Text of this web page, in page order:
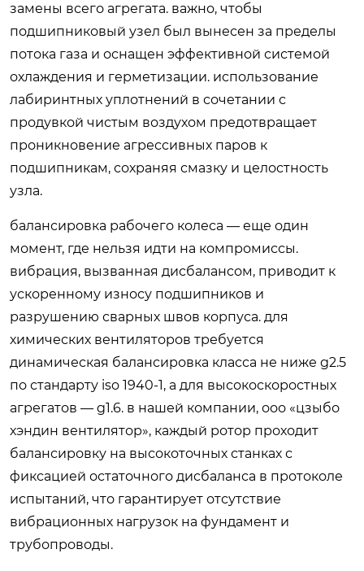
замены всего агрегата. важно, чтобы
подшипниковый узел был вынесен за пределы
потока газа и оснащен эффективной системой
охлаждения и герметизации. использование
лабиринтных уплотнений в сочетании с
продувкой чистым воздухом предотвращает
проникновение агрессивных паров к
подшипникам, сохраняя смазку и целостность
узла.
балансировка рабочего колеса — еще один
момент, где нельзя идти на компромиссы.
вибрация, вызванная дисбалансом, приводит к
ускоренному износу подшипников и
разрушению сварных швов корпуса. для
химических вентиляторов требуется
динамическая балансировка класса не ниже g2.5
по стандарту iso 1940-1, а для высокоскоростных
агрегатов — g1.6. в нашей компании, ооо «цзыбо
хэндин вентилятор», каждый ротор проходит
балансировку на высокоточных станках с
фиксацией остаточного дисбаланса в протоколе
испытаний, что гарантирует отсутствие
вибрационных нагрузок на фундамент и
трубопроводы.